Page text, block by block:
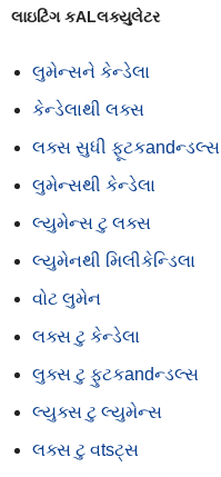
લાઇટિંગ કALલક્યુલેટર
લુમેન્સને કેન્ડેલા
કેન્ડેલાથી લક્સ
લક્સ સુધી ફૂટકandન્ડલ્સ
લુમેન્સથી કેન્ડેલા
લ્યુમેન્સ ટુ લક્સ
લ્યુમેનથી મિલીકેન્ડિલા
વોટ લુમેન
લક્સ ટુ કેન્ડેલા
લુક્સ ટુ ફુટકandન્ડલ્સ
લ્યુક્સ ટુ લ્યુમેન્સ
લક્સ ટુ વtsટ્સ